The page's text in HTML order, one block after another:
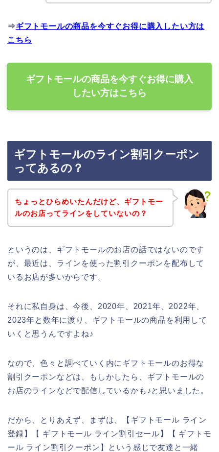
⇒ギフトモールの商品を今すぐお得に購入したい方は
こちら
ギフトモールの商品を今すぐお得に購入
したい方はこちら
ギフトモールのライン割引クーポン
ってあるの？
ちょっとひらめいたんだけど、ギフトモー
ルのお店ってラインをしていないの？
というのは、ギフトモールのお店の話ではないのです
が、最近は、ラインを使った割引クーポンを配布して
いるお店が多いからです。
それに私自身は、今後、2020年、2021年、2022年、
2023年と数年に渡り、ギフトモールの商品を利用して
いくと思うんですよね♪
なので、色々と調べていく内にギフトモールのお得な
割引クーポンなどは、もしかしたら、ギフトモールの
お店のラインなどで配信しているかも♪と思いました。
だから、とりあえず、まずは、【ギフトモール ライン
登録】【 ギフトモール ライン割引セール】【 ギフトモ
ール ライン割引クーポン】という感じで友達と一緒